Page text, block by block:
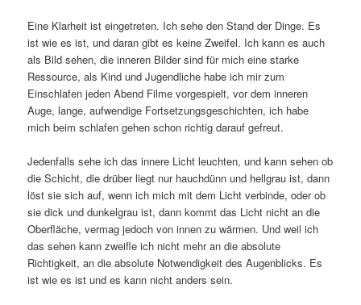
Eine Klarheit ist eingetreten. Ich sehe den Stand der Dinge. Es
ist wie es ist, und daran gibt es keine Zweifel. Ich kann es auch
als Bild sehen, die inneren Bilder sind für mich eine starke
Ressource, als Kind und Jugendliche habe ich mir zum
Einschlafen jeden Abend Filme vorgespielt, vor dem inneren
Auge, lange, aufwendige Fortsetzungsgeschichten, ich habe
mich beim schlafen gehen schon richtig darauf gefreut.
Jedenfalls sehe ich das innere Licht leuchten, und kann sehen ob
die Schicht, die drüber liegt nur hauchdünn und hellgrau ist, dann
löst sie sich auf, wenn ich mich mit dem Licht verbinde, oder ob
sie dick und dunkelgrau ist, dann kommt das Licht nicht an die
Oberfläche, vermag jedoch von innen zu wärmen. Und weil ich
das sehen kann zweifle ich nicht mehr an die absolute
Richtigkeit, an die absolute Notwendigkeit des Augenblicks. Es
ist wie es ist und es kann nicht anders sein.